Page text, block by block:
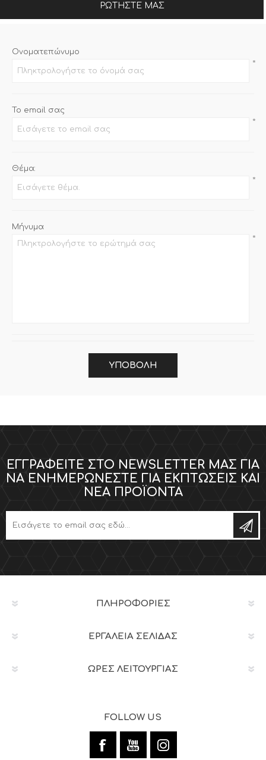
ΡΩΤΉΣΤΕ ΜΑΣ
Ονοματεπώνυμο
*
Το email σας
*
Θέμα:
*
Μήνυμα
*
ΥΠΟΒΟΛΉ
ΕΓΓΡΑΦΕΊΤΕ ΣΤΟ NEWSLETTER ΜΑΣ ΓΙΑ
ΝΑ ΕΝΗΜΕΡΏΝΕΣΤΕ ΓΙΑ ΕΚΠΤΏΣΕΙΣ ΚΑΙ
ΝΈΑ ΠΡΟΪΌΝΤΑ
ΠΛΗΡΟΦΟΡΊΕΣ
ΕΡΓΑΛΕΊΑ ΣΕΛΊΔΑΣ
ΩΡΕΣ ΛΕΙΤΟΥΡΓΙΑΣ
FOLLOW US